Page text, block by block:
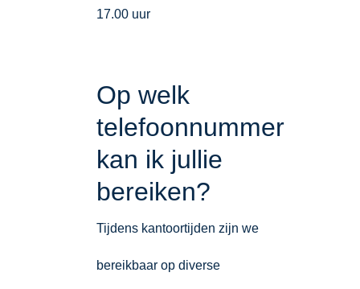
17.00 uur
Op welk
telefoonnummer
kan ik jullie
bereiken?
Tijdens kantoortijden zijn we
bereikbaar op diverse